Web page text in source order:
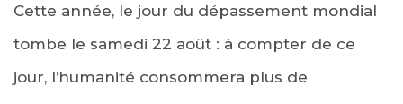
Cette année, le jour du dépassement mondial
tombe le samedi 22 août : à compter de ce
jour, l’humanité consommera plus de